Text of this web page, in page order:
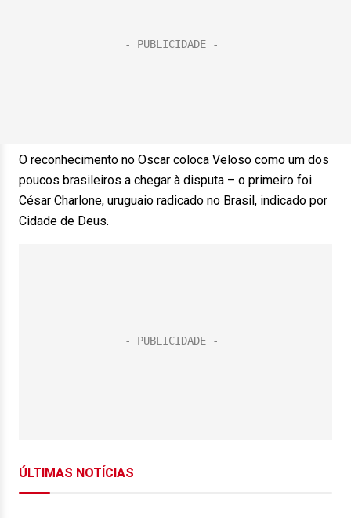
O reconhecimento no Oscar coloca Veloso como um dos
poucos brasileiros a chegar à disputa – o primeiro foi
César Charlone, uruguaio radicado no Brasil, indicado por
Cidade de Deus.